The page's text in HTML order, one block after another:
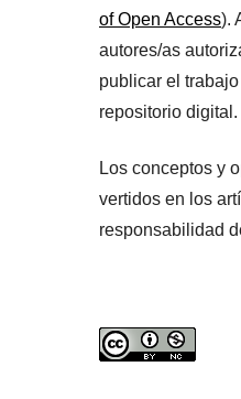
of Open Access).
autores/as
publicar el
repositorio digital.
Los conceptos y
vertidos en los
responsabilidad